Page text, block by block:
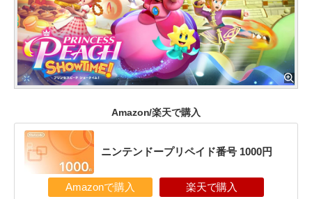
Amazon/楽天で購入
ニンテンドープリペイド番号 1000円
Amazonで購入 楽天で購入